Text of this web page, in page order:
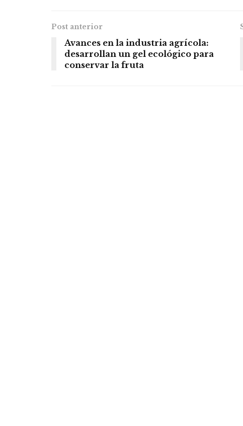
Post anterior
Avances en la industria agrícola:
desarrollan un gel ecológico para
conservar la fruta